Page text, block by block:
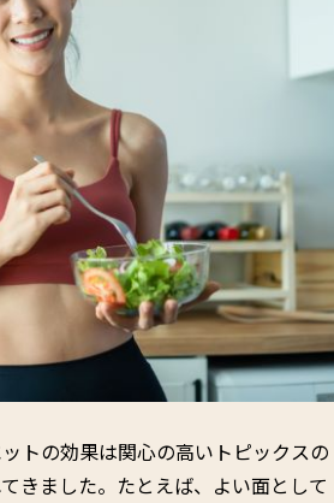
トの効果は関心の高いトピックスの
きました。たとえば、よい面として